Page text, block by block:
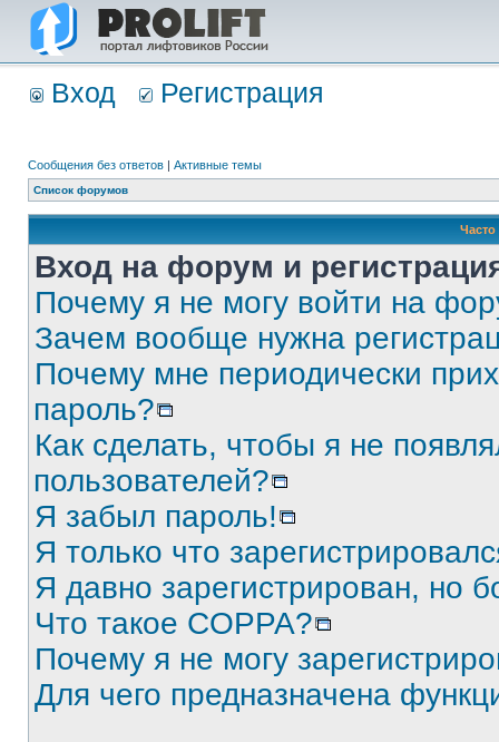
Вход Регистрация
Сообщения без ответов | Активные темы
Список форумов
Вход на форум и
Почему я не могу войти на
Зачем вообще нужна
Почему мне периодически
пароль?
Как сделать, чтобы я не
пользователей?
Я забыл пароль!
Я только что
Я давно зарегистрирован, но
Что такое COPPA?
Почему я не могу
Для чего предназначена